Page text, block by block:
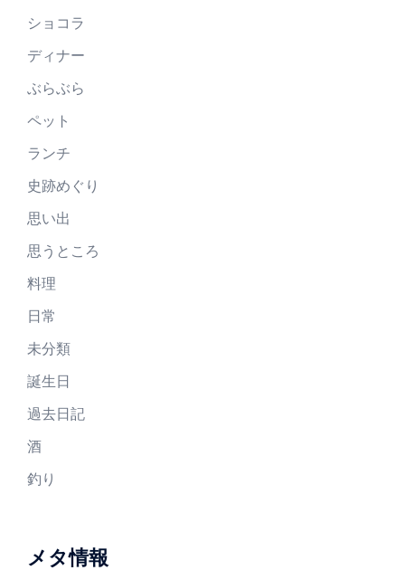
ショコラ
ディナー
ぶらぶら
ペット
ランチ
史跡めぐり
思い出
思うところ
料理
日常
未分類
誕生日
過去日記
酒
釣り
メタ情報